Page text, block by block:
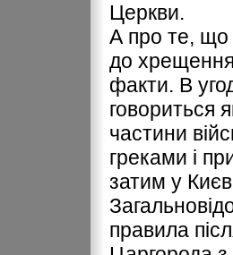
Церкви.
А про те, що
до хрещення
факти. В
говориться
частини
греками і
затим у
правила